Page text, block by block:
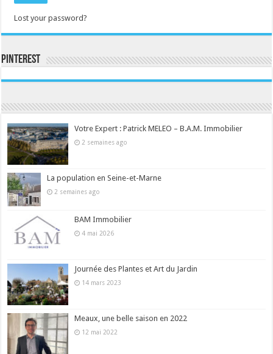
Lost your password?
Pinterest
Votre Expert : Patrick MELEO – B.A.M. Immobilier
2 semaines ago
La population en Seine-et-Marne
2 semaines ago
BAM Immobilier
4 mai 2026
Journée des Plantes et Art du Jardin
14 mars 2023
Meaux, une belle saison en 2022
12 mai 2022